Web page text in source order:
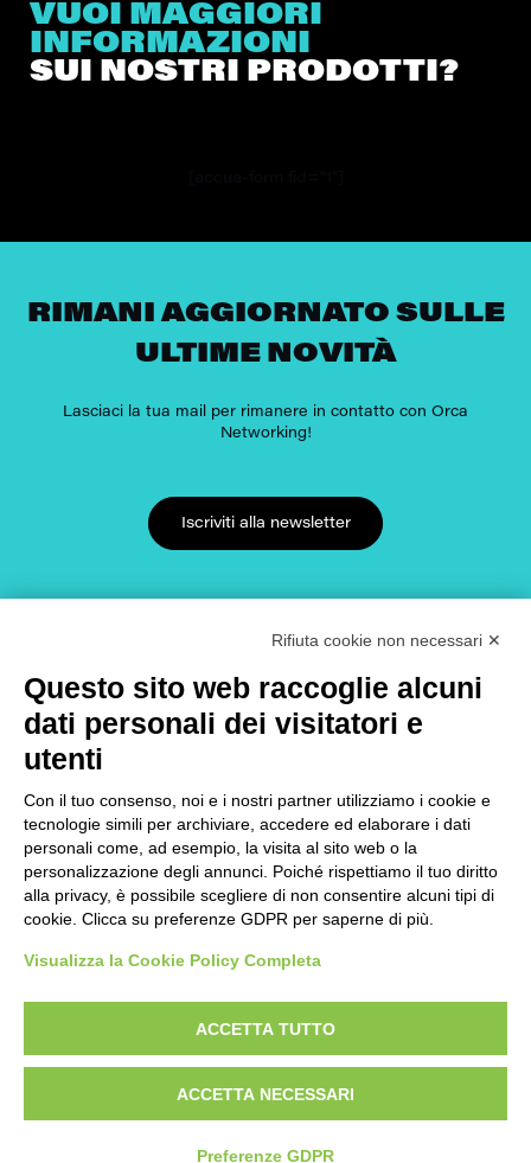
VUOI MAGGIORI
INFORMAZIONI
SUI NOSTRI PRODOTTI?
RIMANI AGGIORNATO SULLE
ULTIME NOVITÀ
Lasciaci la tua mail per rimanere in contatto con Orca
Networking!
Iscriviti alla newsletter
Cavi guaina LSZH
Cavi guaina HDPE
4-12 Fibers Central Tube Indoor Type
4-24 Fibers Central Tube Outdoor Type
4-24 Fibers Central Tube Outdoor Type
ALTRE SOLUZIONI IN FIBRA
Bretella fibra ottica OM1
Connettore ottico in ceramica
Box ottico
Cassetto ottico
SOLUZIONI RAME CAT. 5E
Patch panel 5e
Cavo ethernet 5e
Jack rj45 5e
Patch cord 5e
SOLUZIONI RAME CAT. 6-6A
Patch panel 6
Cavo ethernet 6
Jack rj45 6
Patch cord 6
Patch panel 6a
FONIA
Cavi telefonici da esterno
Cavi telefonici da interno
ARMADI RACK E APPARATI ATTIVI
Armadio rack a muro
Switch industriale PoE
Fast ethernet media converter
Rifiuta cookie non necessari ✕
Questo sito web raccoglie alcuni
dati personali dei visitatori e
utenti
Con il tuo consenso, noi e i nostri partner utilizziamo i cookie e
tecnologie simili per archiviare, accedere ed elaborare i dati
personali come, ad esempio, la visita al sito web o la
personalizzazione degli annunci. Poiché rispettiamo il tuo diritto
alla privacy, è possibile scegliere di non consentire alcuni tipi di
cookie. Clicca su preferenze GDPR per saperne di più.
Visualizza la Cookie Policy Completa
ACCETTA TUTTO
ACCETTA NECESSARI
Preferenze GDPR